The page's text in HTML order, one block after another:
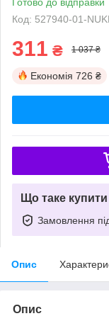
Код: 527940-01-
311 ₴ 1 037 ₴
Економія 726 ₴
Що таке
Замовлення
Опис
Опис